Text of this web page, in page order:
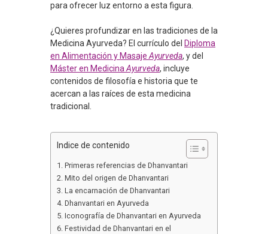
para ofrecer luz entorno a esta figura.
¿Quieres profundizar en las tradiciones de la
Medicina Ayurveda? El currículo del Diploma
en Alimentación y MasajeAyurveda, y del
Máster en MedicinaAyurveda, incluye
contenidos de filosofía e historia que te
acercan a las raíces de esta medicina
tradicional.
Indice de contenido
Primeras referencias de Dhanvantari
Mito del origen de Dhanvantari
La encarnación de Dhanvantari
Dhanvantari en Ayurveda
Iconografía de Dhanvantari en Ayurveda
Festividad de Dhanvantari en el